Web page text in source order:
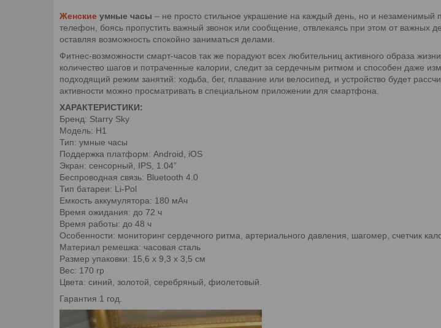
Женские умные часы – не просто стильное украшение на каждый день, но и
телефон, боясь пропустить важный звонок или сообщение, отвлекаясь при этом от важных
оставляя возможность спокойно заниматься делами.
Фитнес-возможности смарт-часов так же порадуют всех любительниц активного образа
количество шагов и потраченные калории, следит за сердечным ритмом и способен даже
подходящий режим занятий: ходьба, бег, плавание или велосипед, и устройство будет
активности можно просматривать в специальном приложении для смартфона.
ХАРАКТЕРИСТИКИ:
Бренд: Starry Sky
Модель: H1
Тип: умные часы
Поддержка платформ: Android, iOS
Экран: сенсорный, IPS, 1.04”
Беспроводная связь: Bluetooth 4.0
Тип батареи: Li-Pol
Емкость аккумулятора: 180 мАч
Время ожидания: до 72 ч
Время работы: до 48 ч
Особенности: мониторинг сердечного ритма, артериального давления, шагомер, счетчик
Материал ремешка: часовая сталь
Размер упаковки: 15,6 х 9,3 х 3,5 см
Вес: 170 гр
Цвета: синий, золотой, серебряный, фиолетовый.
Гарантия 1 год.